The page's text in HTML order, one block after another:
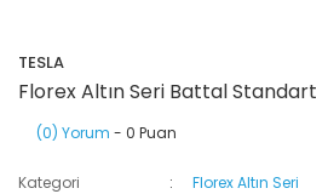
TESLA
Florex Altın Seri Battal Standart
(0) Yorum - 0 Puan
Kategori
Florex Altın Seri